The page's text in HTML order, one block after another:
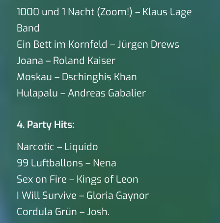
1000 und 1 Nacht (Zoom!) – Klaus Lage
Band
Ein Bett im Kornfeld – Jürgen Drews
Joana – Roland Kaiser
Moskau – Dschinghis Khan
Hulapalu – Andreas Gabalier
4. Party Hits:
Narcotic – Liquido
99 Luftballons – Nena
Sex on Fire – Kings of Leon
I Will Survive – Gloria Gaynor
Cordula Grün – Josh.